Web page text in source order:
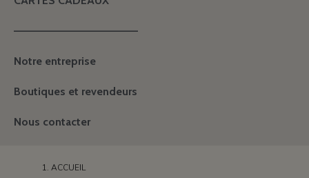
———————————————
Notre entreprise
Boutiques et revendeurs
Nous contacter
ACCUEIL